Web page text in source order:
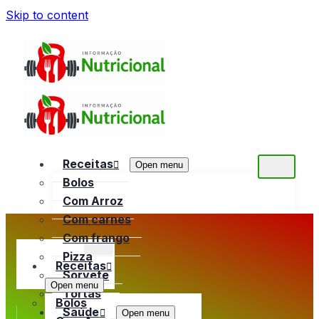
Skip to content
Receitas Open menu
Bolos
Com Arroz
Com carnes
Com frango
Pizza
Sorvete
Tortas
Saúde
Open menu
Receitas
Open menu
Bolos